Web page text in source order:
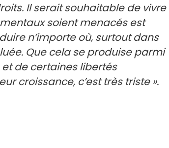
Il serait souhaitable de vivre
soient menacés est
n’importe où, surtout dans
Que cela se produise parmi
de certaines libertés
croissance, c’est très triste ».